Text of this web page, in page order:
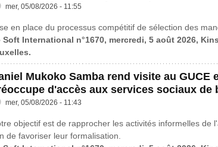
mer, 05/08/2026 - 11:55
en place du processus compétitif de sélection des
Soft International n°1670, mercredi, 5 août 2026,
Mukoko Samba rend visite au GUCE
d'accès aux services sociaux de
mer, 05/08/2026 - 11:43
objectif est de rapprocher les activités informelles de
de favoriser leur formalisation.